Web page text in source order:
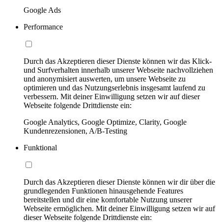
Google Ads
Performance
Durch das Akzeptieren dieser Dienste können wir das Klick-
und Surfverhalten innerhalb unserer Webseite nachvollziehen
und anonymisiert auswerten, um unsere Webseite zu
optimieren und das Nutzungserlebnis insgesamt laufend zu
verbessern. Mit deiner Einwilligung setzen wir auf dieser
Webseite folgende Drittdienste ein:
Google Analytics, Google Optimize, Clarity, Google
Kundenrezensionen, A/B-Testing
Funktional
Durch das Akzeptieren dieser Dienste können wir dir über die
grundlegenden Funktionen hinausgehende Features
bereitstellen und dir eine komfortable Nutzung unserer
Webseite ermöglichen. Mit deiner Einwilligung setzen wir auf
dieser Webseite folgende Drittdienste ein: